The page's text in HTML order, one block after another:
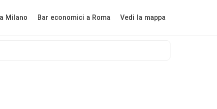
Milano Bar economici a Roma Vedi la mappa